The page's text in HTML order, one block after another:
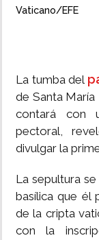
Vaticano/EFE
La tumba del
de Santa María
contará con
pectoral,
divulgar la
La sepultura
basílica que él
de la cripta
con la